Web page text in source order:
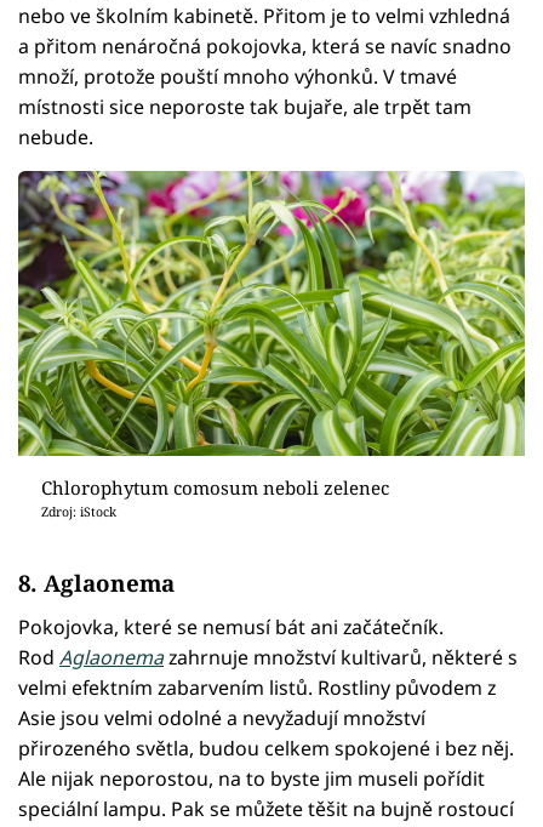
nebo ve školním kabinetě. Přitom je to velmi vzhledná
a přitom nenáročná pokojovka, která se navíc snadno
množí, protože pouští mnoho výhonků. V tmavé
místnosti sice neporoste tak bujaře, ale trpět tam
nebude.
Chlorophytum comosum neboli zelenec
Zdroj: iStock
8. Aglaonema
Pokojovka, které se nemusí bát ani začátečník.
Rod Aglaonemazahrnuje množství kultivarů, některé s
velmi efektním zabarvením listů. Rostliny původem z
Asie jsou velmi odolné a nevyžadují množství
přirozeného světla, budou celkem spokojené i bez něj.
Ale nijak neporostou, na to byste jim museli pořídit
speciální lampu. Pak se můžete těšit na bujně rostoucí